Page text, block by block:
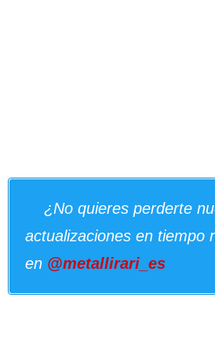
¿No quieres perderte
actualizaciones en tiempo
en @metallirari_es